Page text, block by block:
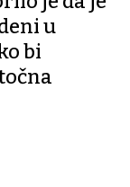
u
bi